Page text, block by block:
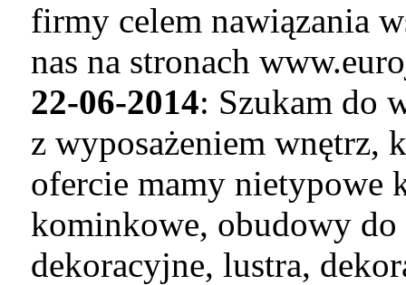
firmy celem nawiązania
nas na stronach
22-06-2014: Szukam do
z wyposażeniem
ofercie mamy
kominkowe, obudowy
dekoracyjne, lustra,